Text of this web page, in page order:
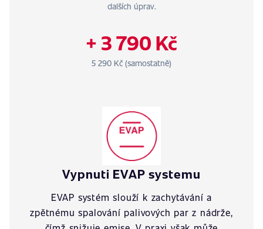
dalších úprav.
+ 3 790 Kč
5 290 Kč (samostatně)
Vypnuti EVAP systemu
EVAP systém slouží k zachytávání a
zpětnému spalování palivových par z nádrže,